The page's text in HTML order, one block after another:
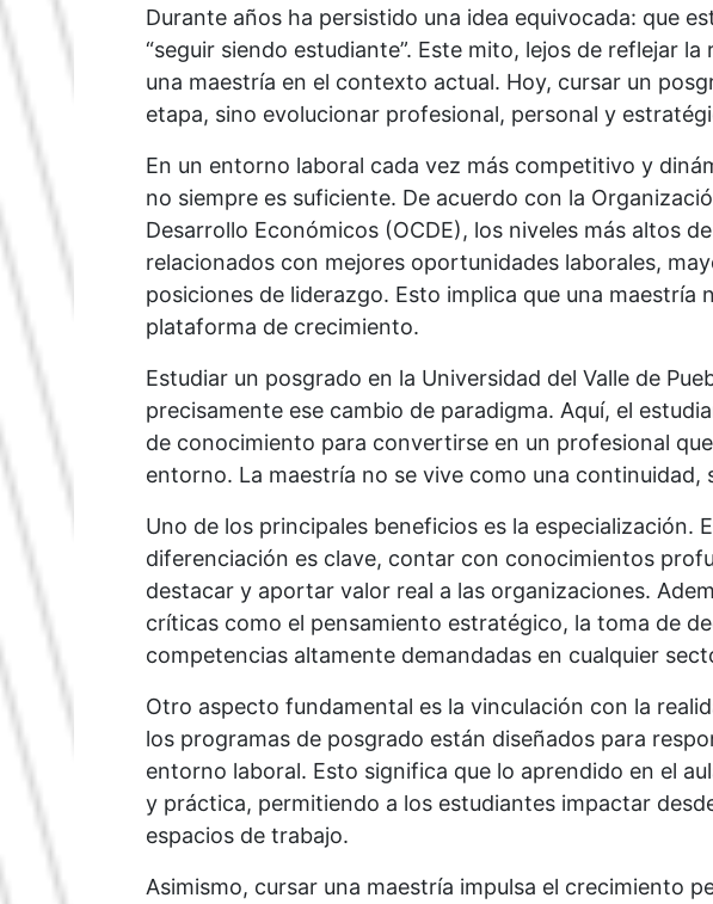
Durante años ha persistido una idea equivocada: que
“seguir siendo estudiante”. Este mito, lejos de reflejar
una maestría en el contexto actual. Hoy, cursar un
etapa, sino evolucionar profesional, personal y
En un entorno laboral cada vez más competitivo y
no siempre es suficiente. De acuerdo con la
Desarrollo Económicos (OCDE), los niveles más altos
relacionados con mejores oportunidades laborales,
posiciones de liderazgo. Esto implica que una maestría
plataforma de crecimiento.
Estudiar un posgrado en la Universidad del Valle de
precisamente ese cambio de paradigma. Aquí, el
de conocimiento para convertirse en un profesional
entorno. La maestría no se vive como una
Uno de los principales beneficios es la especialización.
diferenciación es clave, contar con conocimientos
destacar y aportar valor real a las organizaciones.
críticas como el pensamiento estratégico, la toma de
competencias altamente demandadas en cualquier
Otro aspecto fundamental es la vinculación con la
los programas de posgrado están diseñados para
entorno laboral. Esto significa que lo aprendido en el
y práctica, permitiendo a los estudiantes impactar
espacios de trabajo.
Asimismo, cursar una maestría impulsa el crecimiento